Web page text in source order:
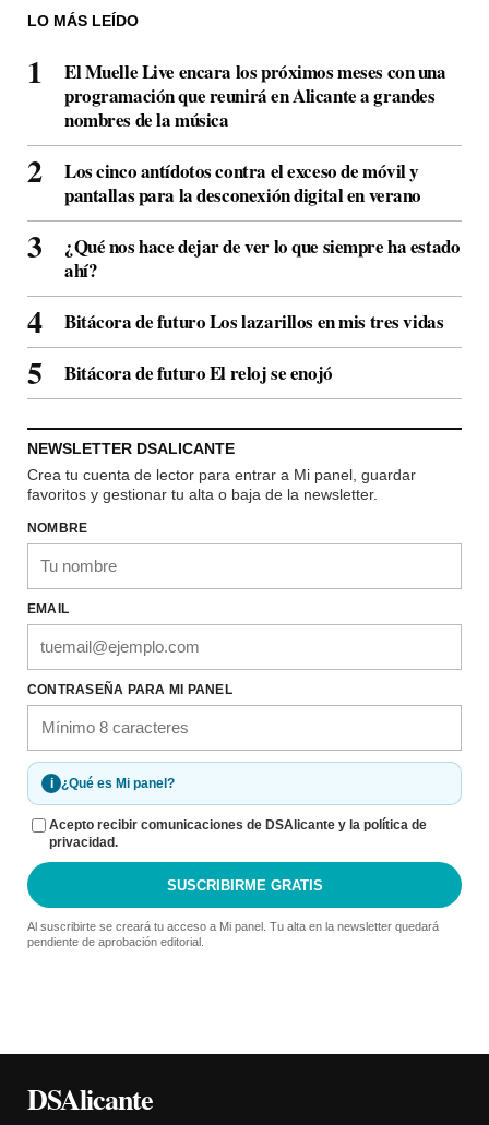
LO MÁS LEÍDO
El Muelle Live encara los próximos meses con una
programación que reunirá en Alicante a grandes
nombres de la música
Los cinco antídotos contra el exceso de móvil y
pantallas para la desconexión digital en verano
¿Qué nos hace dejar de ver lo que siempre ha estado
ahí?
Bitácora de futuro Los lazarillos en mis tres vidas
Bitácora de futuro El reloj se enojó
NEWSLETTER DSALICANTE
Crea tu cuenta de lector para entrar a Mi panel, guardar
favoritos y gestionar tu alta o baja de la newsletter.
NOMBRE
EMAIL
CONTRASEÑA PARA MI PANEL
i ¿Qué es Mi panel?
Acepto recibir comunicaciones de DSAlicante y la política de
privacidad.
SUSCRIBIRME GRATIS
Al suscribirte se creará tu acceso a Mi panel. Tu alta en la newsletter quedará
pendiente de aprobación editorial.
DSAlicante